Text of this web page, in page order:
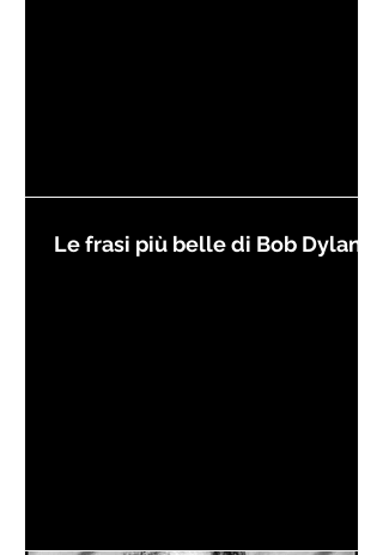
Le frasi più belle di Bob Dylan